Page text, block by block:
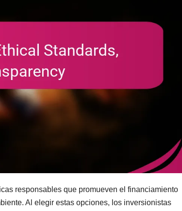
responsables que promueven el financiamiento
Al elegir estas opciones, los inversionistas